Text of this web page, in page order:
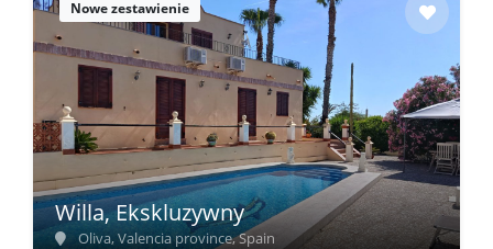
Nowe zestawienie
Willa, Ekskluzywny
Oliva, Valencia province, Spain